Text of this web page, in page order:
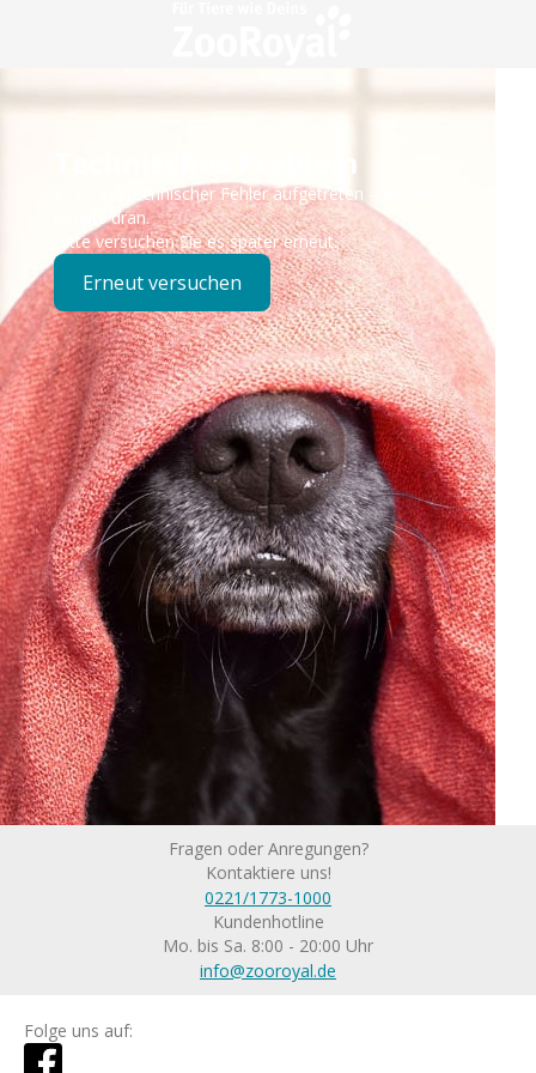
Technisches Problem
Es ist ein technischer Fehler aufgetreten – wir sind
bereits dran.
Bitte versuchen Sie es später erneut.
Erneut versuchen
Fragen oder Anregungen?
Kontaktiere uns!
0221/1773-1000
Kundenhotline
Mo. bis Sa. 8:00 - 20:00 Uhr
info@zooroyal.de
Folge uns auf: